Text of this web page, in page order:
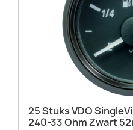
25 Stuks VDO
240-33 Ohm Zwart